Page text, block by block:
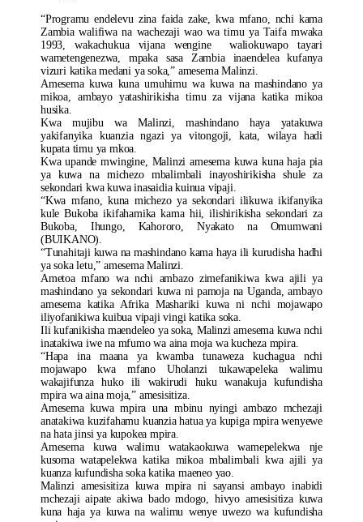
“Programu endelevu zina faida zake, kwa mfano, nchi kama
Zambia walifiwa na wachezaji wao wa timu ya Taifa mwaka
1993, wakachukua vijana wengine waliokuwapo tayari
wametengenezwa, mpaka sasa Zambia inaendelea kufanya
vizuri katika medani ya soka,” amesema Malinzi.
Amesema kuwa kuna umuhimu wa kuwa na mashindano ya
mikoa, ambayo yatashirikisha timu za vijana katika mikoa
husika.
Kwa mujibu wa Malinzi, mashindano haya yatakuwa
yakifanyika kuanzia ngazi ya vitongoji, kata, wilaya hadi
kupata timu ya mkoa.
Kwa upande mwingine, Malinzi amesema kuwa kuna haja pia
ya kuwa na michezo mbalimbali inayoshirikisha shule za
sekondari kwa kuwa inasaidia kuinua vipaji.
“Kwa mfano, kuna michezo ya sekondari ilikuwa ikifanyika
kule Bukoba ikifahamika kama hii, ilishirikisha sekondari za
Bukoba, Ihungo, Kahororo, Nyakato na Omumwani
(BUIKANO).
“Tunahitaji kuwa na mashindano kama haya ili kurudisha hadhi
ya soka letu,” amesema Malinzi.
Ametoa mfano wa nchi ambazo zimefanikiwa kwa ajili ya
mashindano ya sekondari kuwa ni pamoja na Uganda, ambayo
amesema katika Afrika Mashariki kuwa ni nchi mojawapo
iliyofanikiwa kuibua vipaji vingi katika soka.
Ili kufanikisha maendeleo ya soka, Malinzi amesema kuwa nchi
inatakiwa iwe na mfumo wa aina moja wa kucheza mpira.
“Hapa ina maana ya kwamba tunaweza kuchagua nchi
mojawapo kwa mfano Uholanzi tukawapeleka walimu
wakajifunza huko ili wakirudi huku wanakuja kufundisha
mpira wa aina moja,” amesisitiza.
Amesema kuwa mpira una mbinu nyingi ambazo mchezaji
anatakiwa kuzifahamu kuanzia hatua ya kupiga mpira wenyewe
na hata jinsi ya kupokea mpira.
Amesema kuwa walimu watakaokuwa wamepelekwa nje
kusoma watapelekwa katika mikoa mbalimbali kwa ajili ya
kuanza kufundisha soka katika maeneo yao.
Malinzi amesisitiza kuwa mpira ni sayansi ambayo inabidi
mchezaji aipate akiwa bado mdogo, hivyo amesisitiza kuwa
kuna haja ya kuwa na walimu wenye uwezo wa kufundisha